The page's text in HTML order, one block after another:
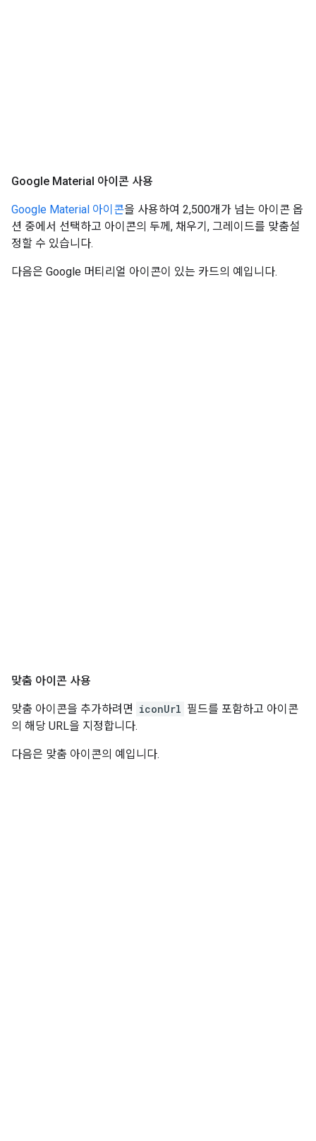
Google Material 아이콘 사용
Google Material 아이콘을 사용하여 2,500개가 넘는 아이콘 옵
션 중에서 선택하고 아이콘의 두께, 채우기, 그레이드를 맞춤설
정할 수 있습니다.
다음은 Google 머티리얼 아이콘이 있는 카드의 예입니다.
맞춤 아이콘 사용
맞춤 아이콘을 추가하려면 iconUrl 필드를 포함하고 아이콘
의 해당 URL을 지정합니다.
다음은 맞춤 아이콘의 예입니다.